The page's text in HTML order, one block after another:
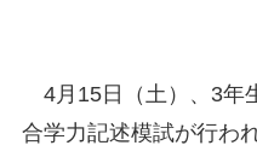
4月15日（土）、3年
合学力記述模試が行わ